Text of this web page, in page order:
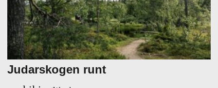
Judarskogen runt